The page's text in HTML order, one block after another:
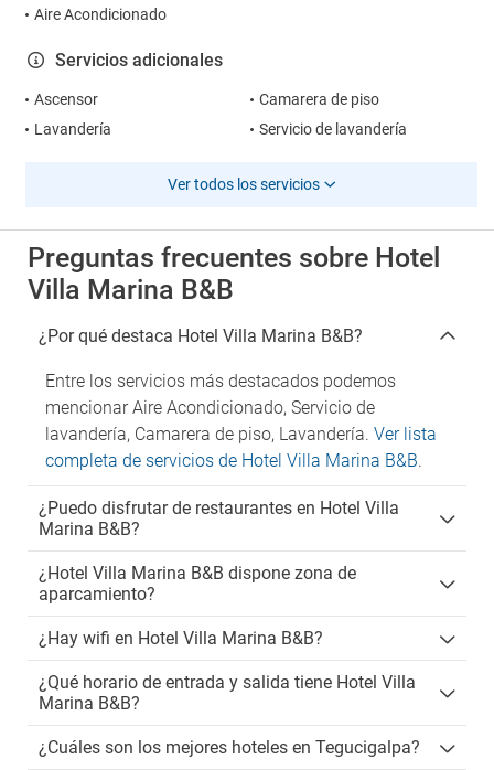
Aire Acondicionado
Servicios adicionales
Ascensor
Camarera de piso
Lavandería
Servicio de lavandería
Ver todos los servicios
Preguntas frecuentes sobre Hotel
Villa Marina B&B
¿Por qué destaca Hotel Villa Marina B&B?
Entre los servicios más destacados podemos
mencionar Aire Acondicionado, Servicio de
lavandería, Camarera de piso, Lavandería. Ver lista
completa de servicios de Hotel Villa Marina B&B.
¿Puedo disfrutar de restaurantes en Hotel Villa
Marina B&B?
¿Hotel Villa Marina B&B dispone zona de
aparcamiento?
¿Hay wifi en Hotel Villa Marina B&B?
¿Qué horario de entrada y salida tiene Hotel Villa
Marina B&B?
¿Cuáles son los mejores hoteles en Tegucigalpa?